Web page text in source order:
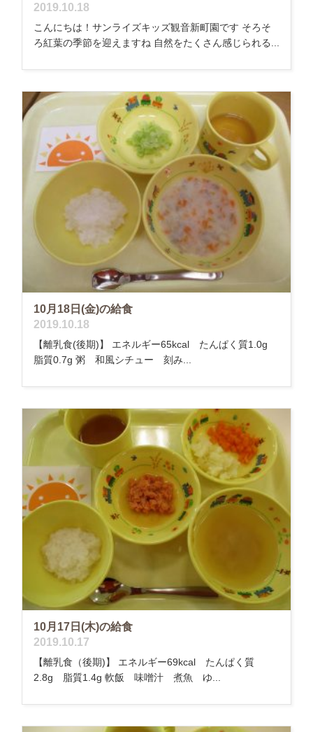
2019.10.18
こんにちは！サンライズキッズ観音新町園です そろそ
ろ紅葉の季節を迎えますね 自然をたくさん感じられる...
10月18日(金)の給食
2019.10.18
【離乳食(後期)】 エネルギー65kcal たんぱく質1.0g
脂質0.7g 粥 和風シチュー 刻み...
10月17日(木)の給食
2019.10.17
【離乳食（後期)】 エネルギー69kcal たんぱく質
2.8g 脂質1.4g 軟飯 味噌汁 煮魚 ゆ...